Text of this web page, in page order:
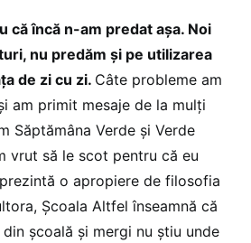
că încă n-am predat așa. Noi
nu predăm și pe utilizarea
de zi cu zi. Câte probleme am
am primit mesaje de la mulți
Săptămâna Verde și Verde
vrut să le scot pentru că eu
o apropiere de filosofia
Școala Altfel înseamnă că
școală și mergi nu știu unde